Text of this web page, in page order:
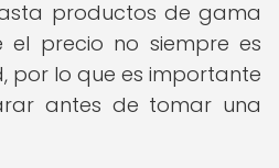
productos de gama
el precio no siempre es
por lo que es importante
antes de tomar una